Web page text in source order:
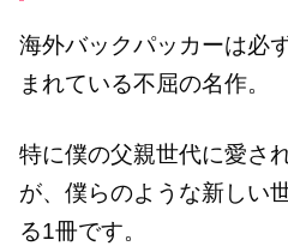
海外バックパッカーは必
まれている不屈の名作。
特に僕の父親世代に愛さ
が、僕らのような新しい
る1冊です。